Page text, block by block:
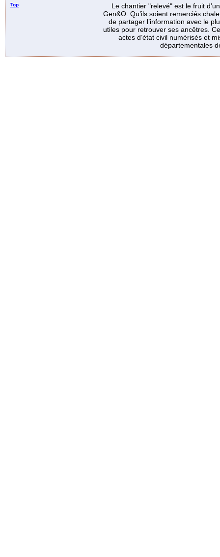
Top
Le chantier "relevé" est le fruit
Gen&O. Qu’ils soient remerciés
de partager l’information avec le
utiles pour retrouver ses ancêtres.
actes d’état civil numérisés et
départementales